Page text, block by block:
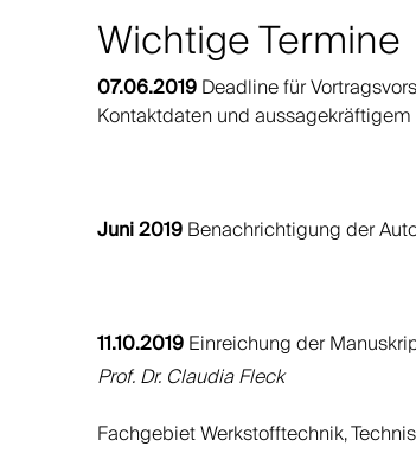
Wichtige Termine
07.06.2019Deadline für
Kontaktdaten und
Juni 2019Benachrichtigung der
11.10.2019Einreichung der
Prof. Dr. Claudia Fleck
Fachgebiet Werkstofftechnik,